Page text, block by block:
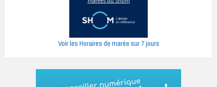
Voir les Horaires de marée sur 7 jours